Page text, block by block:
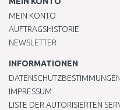
MEIN KONTO
AUFTRAGSHISTORIE
NEWSLETTER
INFORMATIONEN
DATENSCHUTZBESTIMMUNGEN
IMPRESSUM
LISTE DER AUTORISIERTEN